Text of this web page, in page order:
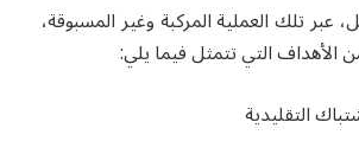
تلك العملية المركبة وغير المسبوقة،
الأهداف التي تتمثل فيما يلي: